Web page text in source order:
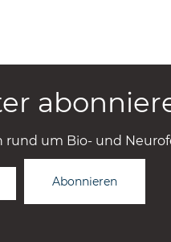
rund um Bio- und
Abonnieren